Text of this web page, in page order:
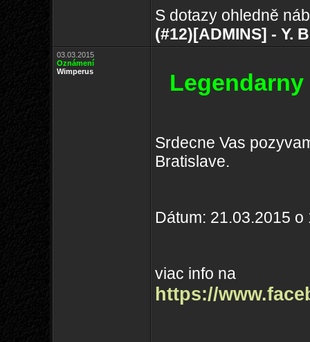
S dotazy ohledně
(#12)[ADMINS] - Y.
03.03.2015
Oznámení
Wimperus
Srdecne Vas
Bratislave.
Dátum: 21.03.2015
viac info na
https://